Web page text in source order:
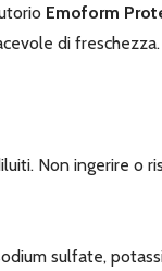
Emoform
di
Non ingerire o
sulfate,